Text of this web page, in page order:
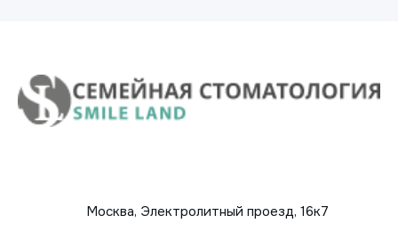
Москва, Электролитный проезд, 16к7